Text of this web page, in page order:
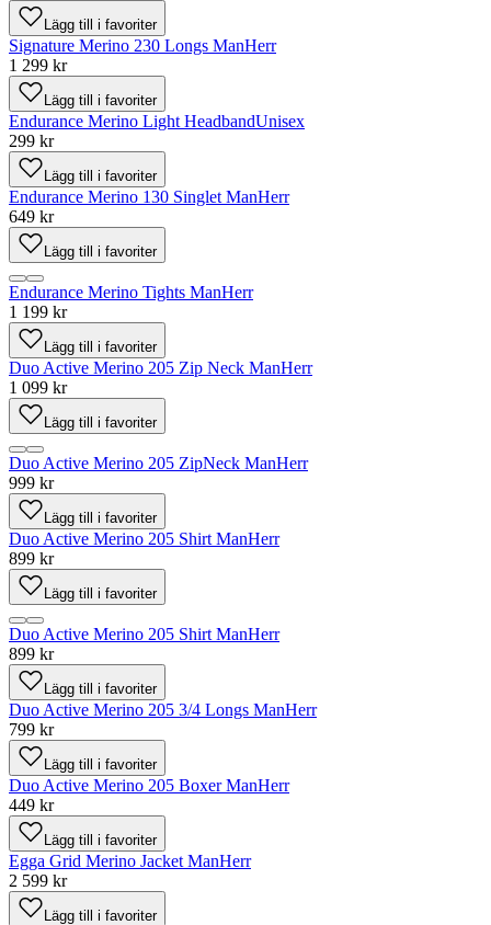
Lägg till i favoriter
Signature Merino 230 Longs ManHerr
1 299 kr
Lägg till i favoriter
Endurance Merino Light HeadbandUnisex
299 kr
Lägg till i favoriter
Endurance Merino 130 Singlet ManHerr
649 kr
Lägg till i favoriter
Endurance Merino Tights ManHerr
1 199 kr
Lägg till i favoriter
Duo Active Merino 205 Zip Neck ManHerr
1 099 kr
Lägg till i favoriter
Duo Active Merino 205 ZipNeck ManHerr
999 kr
Lägg till i favoriter
Duo Active Merino 205 Shirt ManHerr
899 kr
Lägg till i favoriter
Duo Active Merino 205 Shirt ManHerr
899 kr
Lägg till i favoriter
Duo Active Merino 205 3/4 Longs ManHerr
799 kr
Lägg till i favoriter
Duo Active Merino 205 Boxer ManHerr
449 kr
Lägg till i favoriter
Egga Grid Merino Jacket ManHerr
2 599 kr
Lägg till i favoriter